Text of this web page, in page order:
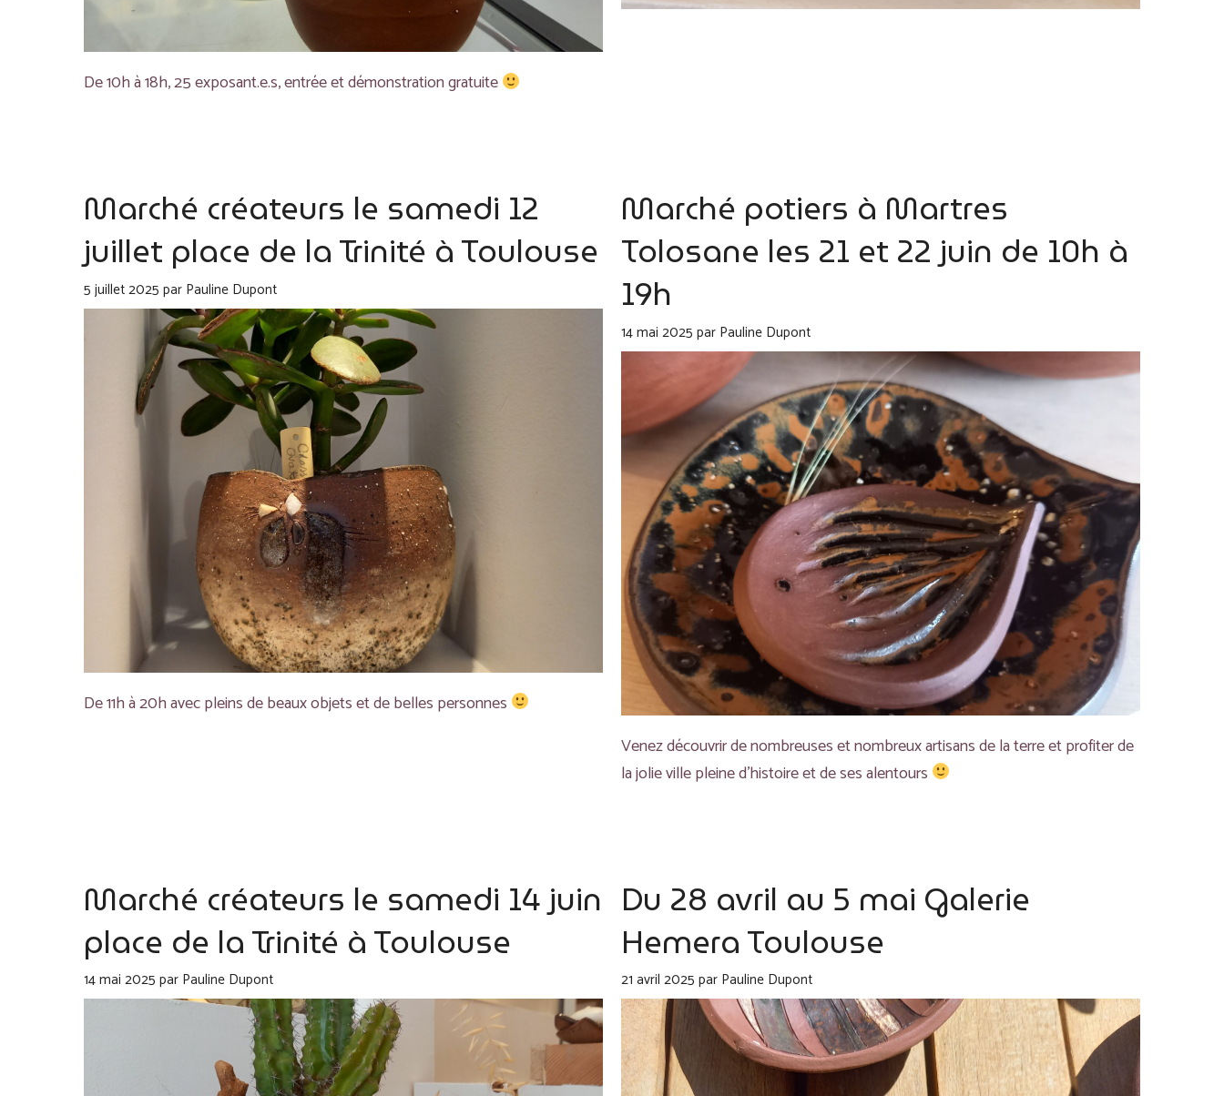
De 10h à 18h, 25 exposant.e.s, entrée et démonstration gratuite
Marché créateurs le samedi 12
juillet place de la Trinité à Toulouse
5 juillet 2025 par Pauline Dupont
De 11h à 20h avec pleins de beaux objets et de belles personnes
Marché potiers à Martres
Tolosane les 21 et 22 juin de 10h à
19h
14 mai 2025 par Pauline Dupont
Venez découvrir de nombreuses et nombreux artisans de la terre et profiter de
la jolie ville pleine d’histoire et de ses alentours
Marché créateurs le samedi 14 juin
place de la Trinité à Toulouse
14 mai 2025 par Pauline Dupont
Du 28 avril au 5 mai Galerie
Hemera Toulouse
21 avril 2025 par Pauline Dupont